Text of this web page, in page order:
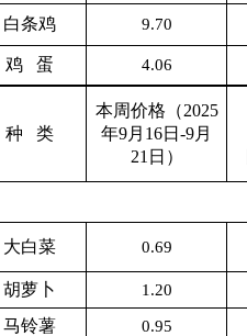
白条鸡 9.70
鸡 蛋 4.06
种 类
本周价格（2025
年9月16日-9月
21日）
大白菜 0.69
胡萝卜 1.20
马铃薯 0.95